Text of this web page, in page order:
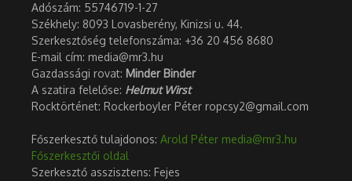
Adószám: 55746719-1-27
Székhely: 8093 Lovasberény, Kinizsi u. 44.
Szerkesztőség telefonszáma: +36 20 456 8680
E-mail cím: media@mr3.hu
Gazdassági rovat: Minder Binder
A szatira felelőse: Helmut Wirst
Rocktörténet: Rockerboyler Péter ropcsy2@gmail.com
Főszerkesztő tulajdonos: Arold Péter media@mr3.hu
Főszerkesztői oldal
Szerkesztő asszisztens: Fejes